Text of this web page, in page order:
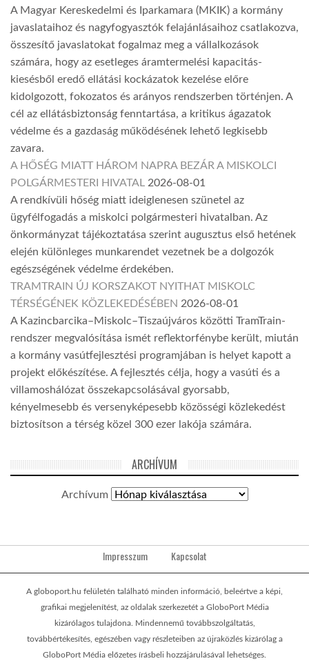
A Magyar Kereskedelmi és Iparkamara (MKIK) a kormány
javaslataihoz és nagyfogyasztók felajánlásaihoz csatlakozva,
összesítő javaslatokat fogalmaz meg a vállalkozások
számára, hogy az esetleges áramtermelési kapacitás-
kiesésből eredő ellátási kockázatok kezelése előre
kidolgozott, fokozatos és arányos rendszerben történjen. A
cél az ellátásbiztonság fenntartása, a kritikus ágazatok
védelme és a gazdaság működésének lehető legkisebb
zavara.
A HŐSÉG MIATT HÁROM NAPRA BEZÁR A MISKOLCI
POLGÁRMESTERI HIVATAL 2026-08-01
A rendkívüli hőség miatt ideiglenesen szünetel az
ügyfélfogadás a miskolci polgármesteri hivatalban. Az
önkormányzat tájékoztatása szerint augusztus első hetének
elején különleges munkarendet vezetnek be a dolgozók
egészségének védelme érdekében.
TRAMTRAIN ÚJ KORSZAKOT NYITHAT MISKOLC
TÉRSÉGÉNEK KÖZLEKEDÉSÉBEN 2026-08-01
A Kazincbarcika–Miskolc–Tiszaújváros közötti TramTrain-
rendszer megvalósítása ismét reflektorfénybe került, miután
a kormány vasútfejlesztési programjában is helyet kapott a
projekt előkészítése. A fejlesztés célja, hogy a vasúti és a
villamoshálózat összekapcsolásával gyorsabb,
kényelmesebb és versenyképesebb közösségi közlekedést
biztosítson a térség közel 300 ezer lakója számára.
ARCHÍVUM
Archívum
Impresszum Kapcsolat
A globoport.hu felületén található minden információ, beleértve a képi,
grafikai megjelenítést, az oldalak szerkezetét a GloboPort Média
kizárólagos tulajdona. Mindennemű továbbszolgáltatás,
továbbértékesítés, egészében vagy részleteiben az újraközlés kizárólag a
GloboPort Média előzetes írásbeli hozzájárulásával lehetséges.